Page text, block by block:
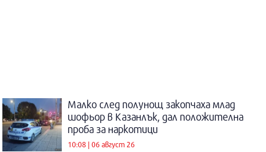
Малко след полунощ закопчаха млад
шофьор в Казанлък, дал положителна
проба за наркотици
10:08 | 06 август 26